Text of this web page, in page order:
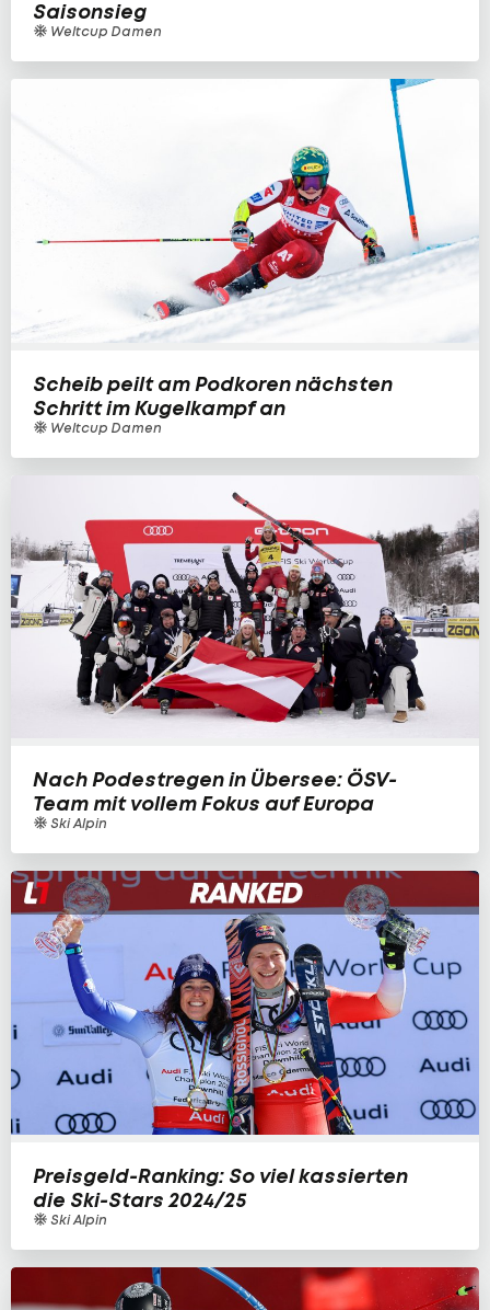
Saisonsieg
Weltcup Damen
Scheib peilt am Podkoren nächsten
Schritt im Kugelkampf an
Weltcup Damen
Nach Podestregen in Übersee: ÖSV-
Team mit vollem Fokus auf Europa
Ski Alpin
Preisgeld-Ranking: So viel kassierten
die Ski-Stars 2024/25
Ski Alpin